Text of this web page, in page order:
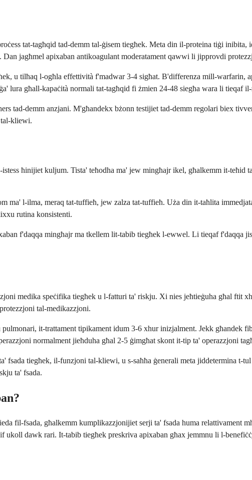
tat-tagħqid tad-demm tal-ġisem tiegħek. Meta din il-proteina tiġi
jagħmel apixaban antikoagulant moderatament qawwi li jipprovdi
u tilħaq l-ogħla effettività f'madwar 3-4 sigħat. B'differenza mill-warfarin,
lura għall-kapaċità normali tat-tagħqid fi żmien 24-48 siegħa wara li tieqaf
tad-demm anzjani. M'għandekx bżonn testijiet tad-demm regolari biex
kliewi.
ħinijiet kuljum. Tista' teħodha ma' jew mingħajr ikel, għalkemm it-
ma' l-ilma, meraq tat-tuffieħ, jew zalza tat-tuffieħ. Uża din it-taħlita
rutina konsistenti.
f'daqqa mingħajr ma tkellem lit-tabib tiegħek l-ewwel. Li tieqaf f'daqqa
medika speċifika tiegħek u l-fatturi ta' riskju. Xi nies jeħtieġuha għal ftit
tal-medikazzjoni.
it-trattament tipikament idum 3-6 xhur inizjalment. Jekk għandek
normalment jieħduha għal 2-5 ġimgħat skont it-tip ta' operazzjoni
fsada tiegħek, il-funzjoni tal-kliewi, u s-saħħa ġenerali meta jiddetermina t-
ta' fsada.
fil-fsada, għalkemm kumplikazzjonijiet serji ta' fsada huma relattivament
dawk rari. It-tabib tiegħek preskriva apixaban għax jemmnu li l-